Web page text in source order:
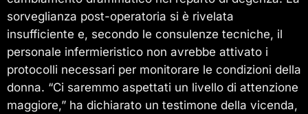
sorveglianza post-operatoria si è rivelata
insufficiente e, secondo le consulenze tecniche, il
personale infermieristico non avrebbe attivato i
protocolli necessari per monitorare le condizioni della
donna. “Ci saremmo aspettati un livello di attenzione
maggiore,” ha dichiarato un testimone della vicenda,